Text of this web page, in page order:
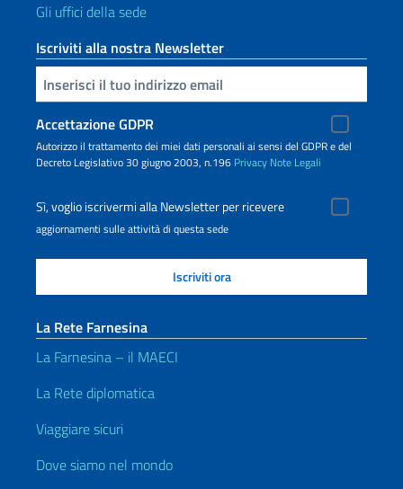
Gli uffici della sede
Iscriviti alla nostra Newsletter
Inserisci la tua email
Accettazione GDPR
Autorizzo il trattamento dei miei dati personali ai sensi del GDPR e del
Decreto Legislativo 30 giugno 2003, n.196 Privacy Note Legali
Sì, voglio iscrivermi alla Newsletter per ricevere
aggiornamenti sulle attività di questa sede
La Rete Farnesina
La Farnesina – il MAECI
La Rete diplomatica
Viaggiare sicuri
Dove siamo nel mondo